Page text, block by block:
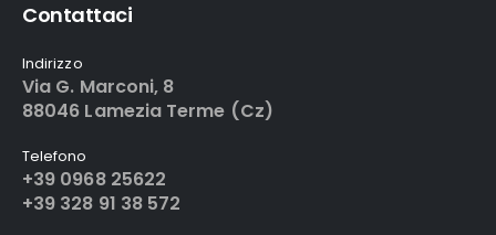
Contattaci
Indirizzo
Via G. Marconi, 8
88046 Lamezia Terme (Cz)
Telefono
+39 0968 25622
+39 328 91 38 572